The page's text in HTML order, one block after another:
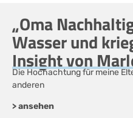
„Oma
Wasser und
Insight von
Die Hochachtung für meine
anderen
> ansehen